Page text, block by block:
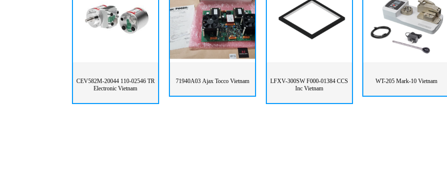
CEV582M-20044 110-02546 TR
Electronic Vietnam
71940A03 Ajax Tocco Vietnam
LFXV-300SW F000-01384 CCS
Inc Vietnam
WT-205 Mark-10 Vietnam